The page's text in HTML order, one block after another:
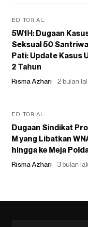
EDITORIAL
5W1H: Dugaan
Seksual 50
Pati: Update Kasus
2 Tahun
Risma Azhari 2 bulan
EDITORIAL
Dugaan Sindikat
M yang Libatkan
hingga ke Meja
Risma Azhari 3 bulan